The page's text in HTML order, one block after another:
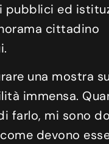
pubblici ed
cittadino
una mostra
immensa.
farlo, mi sono
devono